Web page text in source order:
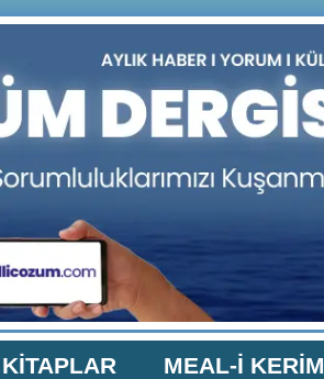
KİTAPLAR MEAL-İ KERİM